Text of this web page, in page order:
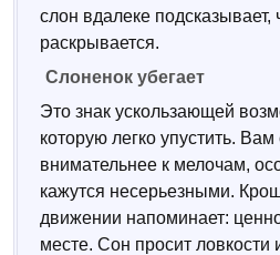
слон вдалеке
раскрывается.
Слоненок убегает
Это знак ускользающей
которую легко упустить. Вам
внимательнее к мелочам,
кажутся несерьезными.
движении напоминает:
месте. Сон просит ловкости